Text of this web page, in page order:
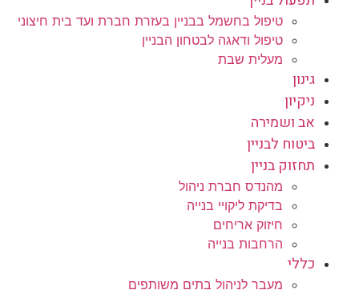
טיפול בחשמל בבניין בעזרת חברת ועד בית חיצוני
טיפול ודאגה לבטחון הבניין
מעלית שבת
גינון
ניקיון
אב ושמירה
ביטוח לבניין
תחזוק בניין
מהנדס חברת ניהול
בדיקת ליקויי בנייה
חיזוק אריחים
הרחבות בנייה
כללי
מעבר לניהול בתים משותפים